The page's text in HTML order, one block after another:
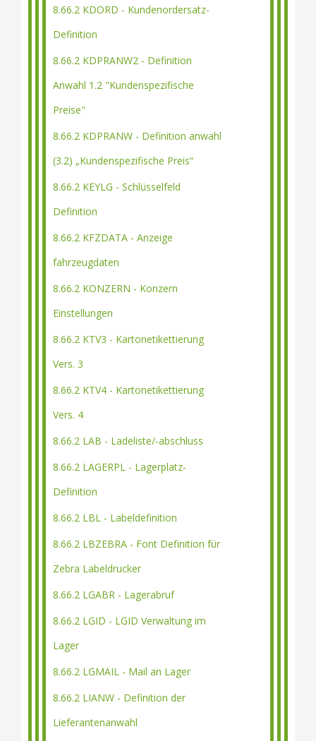
8.66.2 KDORD - Kundenordersatz-
Definition
8.66.2 KDPRANW2 - Definition
Anwahl 1.2 "Kundenspezifische
Preise"
8.66.2 KDPRANW - Definition anwahl
(3.2) „Kundenspezifische Preis“
8.66.2 KEYLG - Schlüsselfeld
Definition
8.66.2 KFZDATA - Anzeige
fahrzeugdaten
8.66.2 KONZERN - Konzern
Einstellungen
8.66.2 KTV3 - Kartonetikettierung
Vers. 3
8.66.2 KTV4 - Kartonetikettierung
Vers. 4
8.66.2 LAB - Ladeliste/-abschluss
8.66.2 LAGERPL - Lagerplatz-
Definition
8.66.2 LBL - Labeldefinition
8.66.2 LBZEBRA - Font Definition für
Zebra Labeldrucker
8.66.2 LGABR - Lagerabruf
8.66.2 LGID - LGID Verwaltung im
Lager
8.66.2 LGMAIL - Mail an Lager
8.66.2 LIANW - Definition der
Lieferantenanwahl